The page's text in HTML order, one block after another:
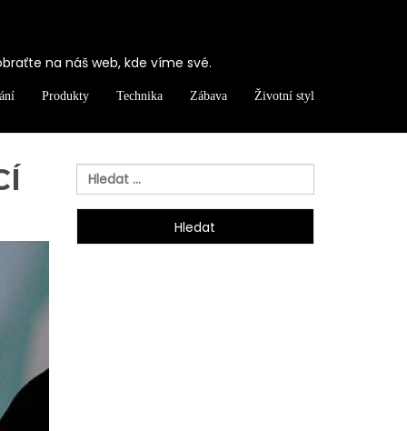
na náš web, kde víme své.
Produkty Technika Zábava Životní styl
Vyhledávání